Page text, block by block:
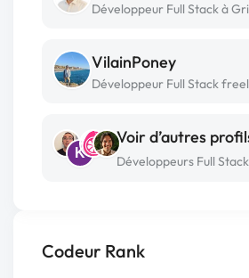
Codeur Rank
VilainPoney
Développeur Full Stack
K
Voir d’autres
Développeurs Full Stack